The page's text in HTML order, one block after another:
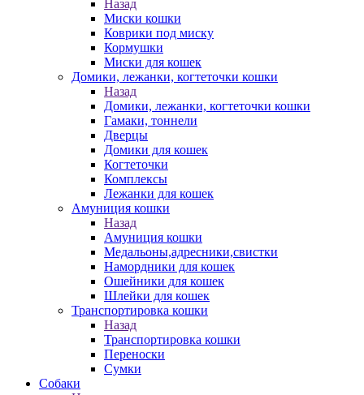
Назад
Миски кошки
Коврики под миску
Кормушки
Миски для кошек
Домики, лежанки, когтеточки кошки
Назад
Домики, лежанки, когтеточки кошки
Гамаки, тоннели
Дверцы
Домики для кошек
Когтеточки
Комплексы
Лежанки для кошек
Амуниция кошки
Назад
Амуниция кошки
Медальоны,адресники,свистки
Намордники для кошек
Ошейники для кошек
Шлейки для кошек
Транспортировка кошки
Назад
Транспортировка кошки
Переноски
Сумки
Собаки